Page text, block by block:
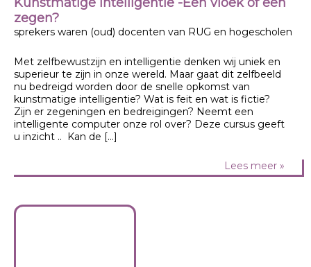
zegen?
sprekers waren (oud) docenten van RUG en hogescholen
Met zelfbewustzijn en intelligentie denken wij uniek en
superieur te zijn in onze wereld. Maar gaat dit zelfbeeld
nu bedreigd worden door de snelle opkomst van
kunstmatige intelligentie? Wat is feit en wat is fictie?
Zijn er zegeningen en bedreigingen? Neemt een
intelligente computer onze rol over? Deze cursus geeft
u inzicht .. Kan de […]
Lees meer »